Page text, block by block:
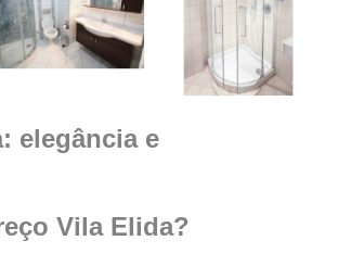
Box
Box de Vidro
Box de Vidro
Box para
Cobertura de
elegância e
Vila Elida?